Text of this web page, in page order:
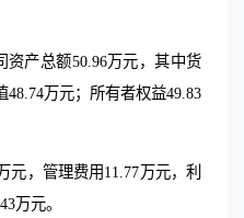
资产总额50.96万元，其中货
万元；所有者权益49.83
元，管理费用11.77万元，利
万元。